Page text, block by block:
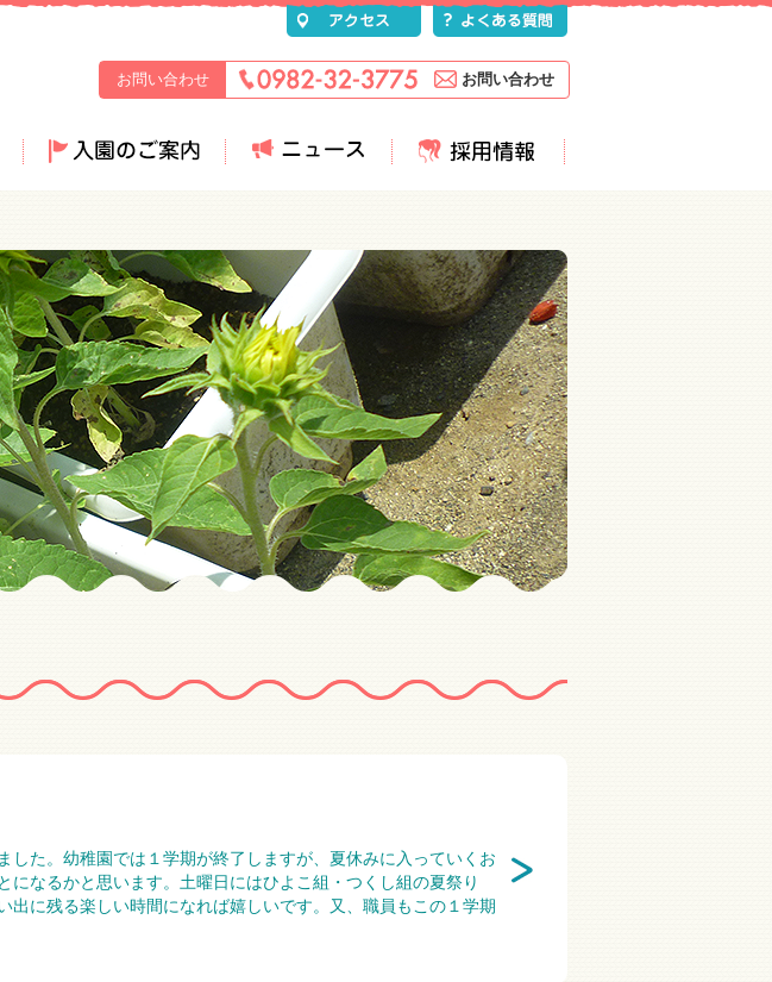
お問い合わせ お問い合わせ
た。幼稚園では１学期が終了しますが、夏休みに入っていくお
なるかと思います。土曜日にはひよこ組・つくし組の夏祭り
に残る楽しい時間になれば嬉しいです。又、職員もこの１学期